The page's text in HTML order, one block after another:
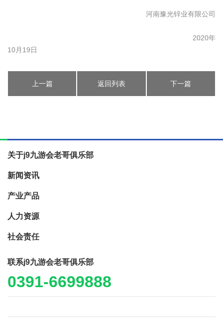
河南豫光锌业有限公司
2020年
10月19日
上一篇 返回列表 下一篇
关于j9九游会老哥俱乐部
新闻资讯
产业产品
人力资源
社会责任
联系j9九游会老哥俱乐部
0391-6699888